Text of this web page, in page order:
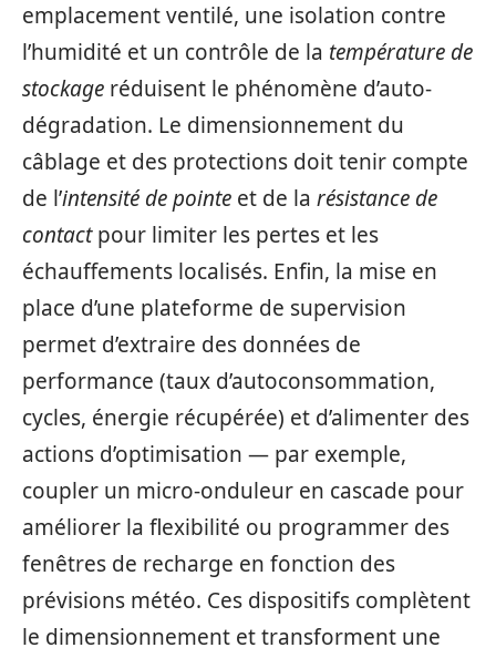
emplacement ventilé, une isolation contre
l’humidité et un contrôle de la température de
stockage réduisent le phénomène d’auto-
dégradation. Le dimensionnement du
câblage et des protections doit tenir compte
de l’intensité de pointe et de la résistance de
contactpour limiter les pertes et les
échauffements localisés. Enfin, la mise en
place d’une plateforme de supervision
permet d’extraire des données de
performance (taux d’autoconsommation,
cycles, énergie récupérée) et d’alimenter des
actions d’optimisation — par exemple,
coupler un micro-onduleur en cascade pour
améliorer la flexibilité ou programmer des
fenêtres de recharge en fonction des
prévisions météo. Ces dispositifs complètent
le dimensionnement et transforment une